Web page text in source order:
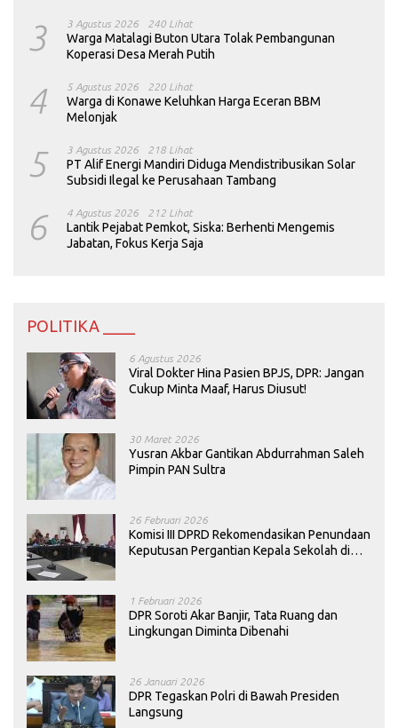
3 3 Agustus 2026 240 Lihat
Warga Matalagi Buton Utara Tolak Pembangunan
Koperasi Desa Merah Putih
4 5 Agustus 2026 220 Lihat
Warga di Konawe Keluhkan Harga Eceran BBM
Melonjak
5 3 Agustus 2026 218 Lihat
PT Alif Energi Mandiri Diduga Mendistribusikan Solar
Subsidi Ilegal ke Perusahaan Tambang
6 4 Agustus 2026 212 Lihat
Lantik Pejabat Pemkot, Siska: Berhenti Mengemis
Jabatan, Fokus Kerja Saja
POLITIKA ____
6 Agustus 2026
Viral Dokter Hina Pasien BPJS, DPR: Jangan
Cukup Minta Maaf, Harus Diusut!
30 Maret 2026
Yusran Akbar Gantikan Abdurrahman Saleh
Pimpin PAN Sultra
26 Februari 2026
Komisi III DPRD Rekomendasikan Penundaan
Keputusan Pergantian Kepala Sekolah di
1 Februari 2026
DPR Soroti Akar Banjir, Tata Ruang dan
Lingkungan Diminta Dibenahi
26 Januari 2026
DPR Tegaskan Polri di Bawah Presiden
Langsung